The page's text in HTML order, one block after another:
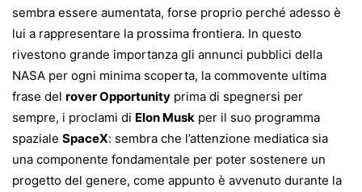
sembra essere aumentata, forse proprio perché adesso è
lui a rappresentare la prossima frontiera. In questo
rivestono grande importanza gli annunci pubblici della
NASA per ogni minima scoperta, la commovente ultima
frase del rover Opportunity prima di spegnersi per
sempre, i proclami di Elon Musk per il suo programma
spaziale SpaceX: sembra che l’attenzione mediatica sia
una componente fondamentale per poter sostenere un
progetto del genere, come appunto è avvenuto durante la